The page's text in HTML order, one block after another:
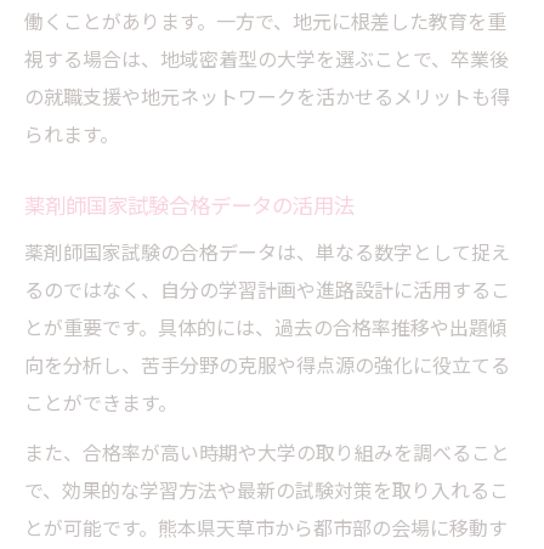
働くことがあります。一方で、地元に根差した教育を重
視する場合は、地域密着型の大学を選ぶことで、卒業後
の就職支援や地元ネットワークを活かせるメリットも得
られます。
薬剤師国家試験合格データの活用法
薬剤師国家試験の合格データは、単なる数字として捉え
るのではなく、自分の学習計画や進路設計に活用するこ
とが重要です。具体的には、過去の合格率推移や出題傾
向を分析し、苦手分野の克服や得点源の強化に役立てる
ことができます。
また、合格率が高い時期や大学の取り組みを調べること
で、効果的な学習方法や最新の試験対策を取り入れるこ
とが可能です。熊本県天草市から都市部の会場に移動す